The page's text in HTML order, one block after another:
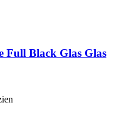
Full Black Glas Glas